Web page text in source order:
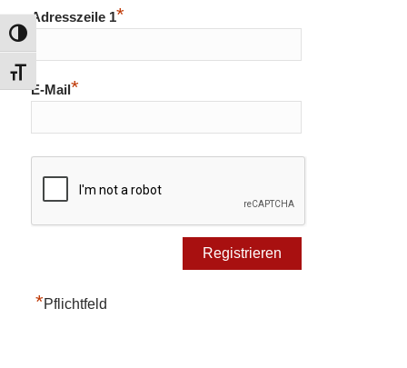
Umschalten auf hohe Kontraste
Schrift vergrößern
Adresszeile 1*
E-Mail *
*Pflichtfeld